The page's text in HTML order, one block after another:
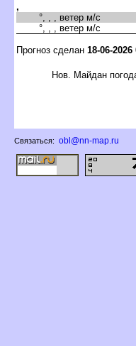
,
°, , , ветер м/с
°, , , ветер м/с
Прогноз сделан 18-06-2026
Нов. Майдан
Связаться: obl@nn-map.ru